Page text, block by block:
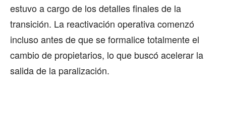
estuvo a cargo de los detalles finales de la
transición. La reactivación operativa comenzó
incluso antes de que se formalice totalmente el
cambio de propietarios, lo que buscó acelerar la
salida de la paralización.